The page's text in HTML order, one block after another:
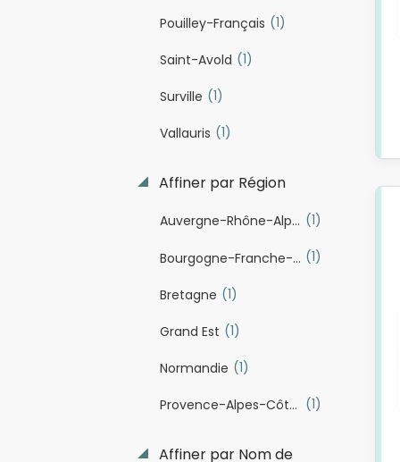
Pouilley-Français (1)
Saint-Avold (1)
Surville (1)
Vallauris (1)
Affiner par Région
Auvergne-Rhône-Alpes (1)
Bourgogne-Franche-Comté (1)
Bretagne (1)
Grand Est (1)
Normandie (1)
Provence-Alpes-Côte d'Azur (1)
Affiner par Nom de